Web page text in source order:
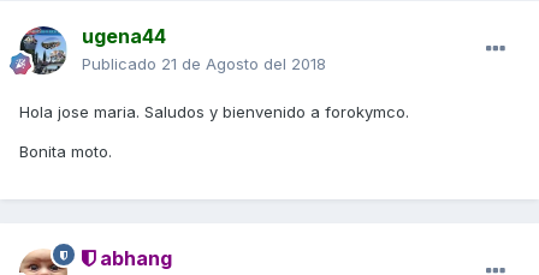
ugena44
Publicado 21 de Agosto del 2018
Hola jose maria. Saludos y bienvenido a forokymco.
Bonita moto.
abhang